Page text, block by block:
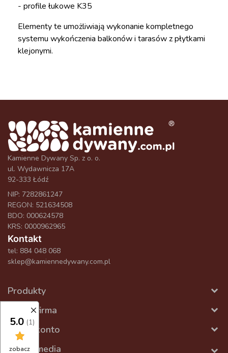
- profile łukowe K35
Elementy te umożliwiają wykonanie kompletnego
systemu wykończenia balkonów i tarasów z płytkami
klejonymi.
Kamienne Dywany Sp. z o. o.
ul. Wydawnicza 17A
92-333 Łódź
NIP: 7282861247
REGON: 521634508
BDO: 000624578
KRS: 0000962965
Kontakt
tel: 884 048 068
sklep@kamiennedywany.com.pl
Produkty
Nasza firma
Twoje konto
Social media
5.0 (1)
zobacz